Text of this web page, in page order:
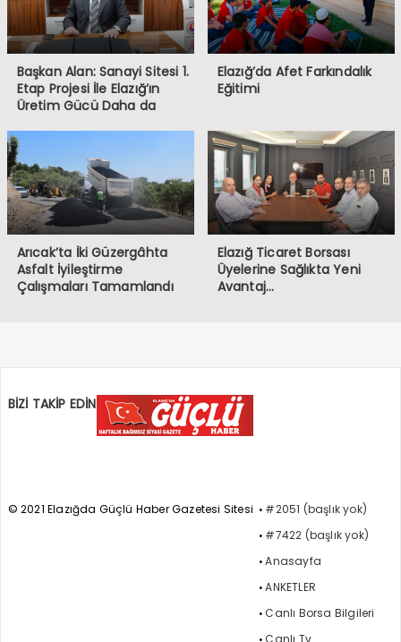
Başkan Alan: Sanayi Sitesi 1.
Etap Projesi İle Elazığ’ın
Üretim Gücü Daha da
Elazığ’da Afet Farkındalık
Eğitimi
Arıcak’ta İki Güzergâhta
Asfalt İyileştirme
Çalışmaları Tamamlandı
Elazığ Ticaret Borsası
Üyelerine Sağlıkta Yeni
Avantaj…
BİZİ TAKİP EDİN
© 2021 Elazığda Güçlü Haber Gazetesi Sitesi
#2051 (başlık yok)
#7422 (başlık yok)
Anasayfa
ANKETLER
Canlı Borsa Bilgileri
Canlı Tv